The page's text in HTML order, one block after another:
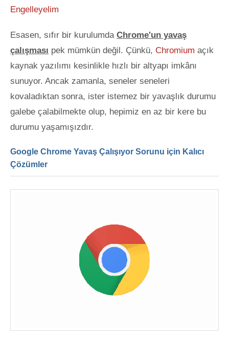
Engelleyelim
Esasen, sıfır bir kurulumda Chrome'un yavaş
çalışması pek mümkün değil. Çünkü, Chromium açık
kaynak yazılımı kesinlikle hızlı bir altyapı imkânı
sunuyor. Ancak zamanla, seneler seneleri
kovaladıktan sonra, ister istemez bir yavaşlık durumu
galebe çalabilmekte olup, hepimiz en az bir kere bu
durumu yaşamışızdır.
Google Chrome Yavaş Çalışıyor Sorunu için Kalıcı
Çözümler